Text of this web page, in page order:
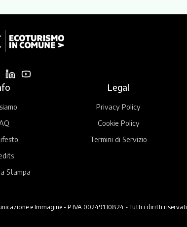
Stampa
Legal
Privacy Policy
Cookie Policy
Termini di Servizio
e Immagine - P.IVA 00249130824 - Tutti i diritti riservati.